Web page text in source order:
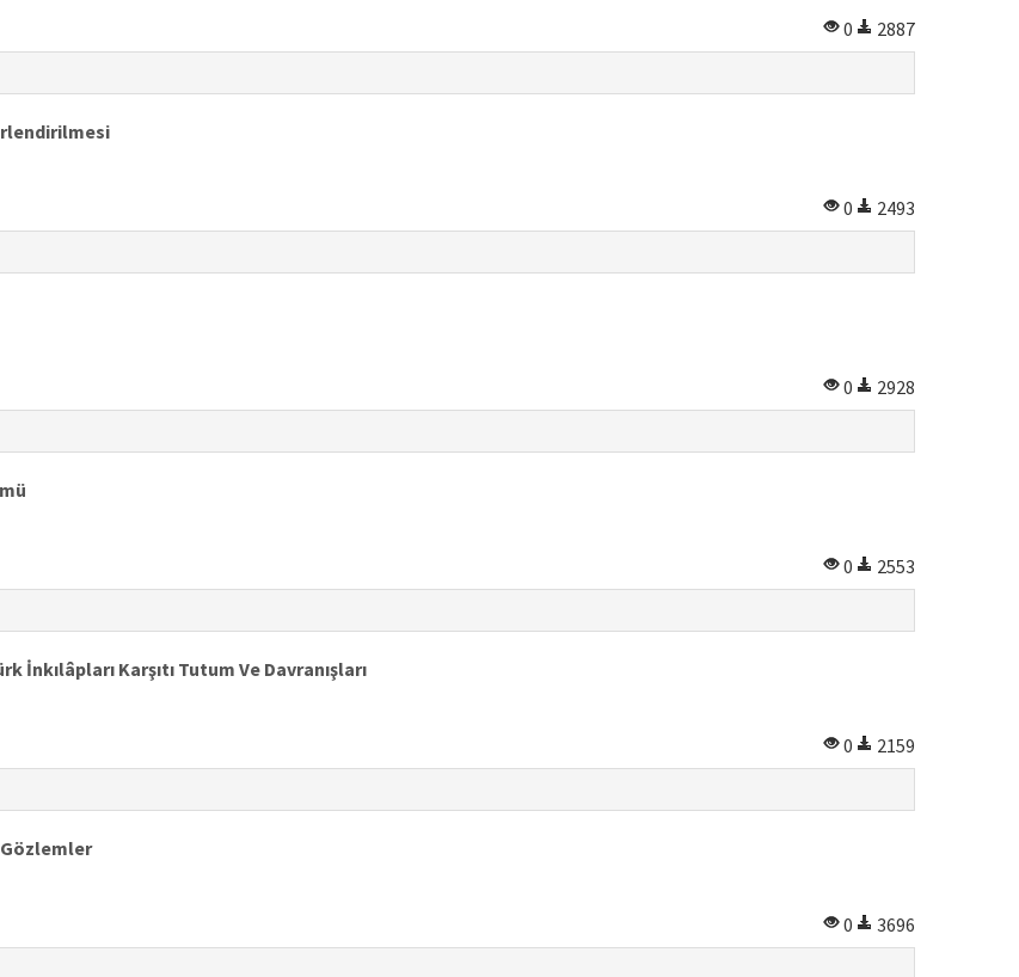
0
2887
0
2493
0
2928
0
2553
Karşıtı Tutum Ve Davranışları
0
2159
0
3696